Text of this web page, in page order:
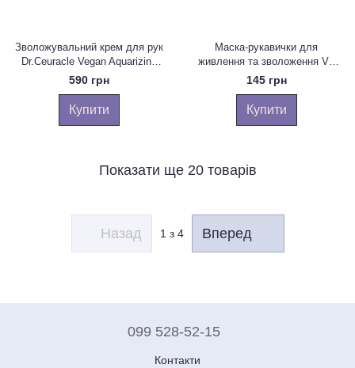
Зволожувальний крем для рук
Dr.Ceuracle Vegan Aquarizing
Hand Cream, 50 мл
590 грн
Купити
Маска-рукавички для
живлення та зволоження VT
Cosmetics Reedle Shot
Nourishing Hand Mask, 16 мл
145 грн
Купити
Показати ще 20 товарів
Назад 1 з 4 Вперед
099 528-52-15
Контакти